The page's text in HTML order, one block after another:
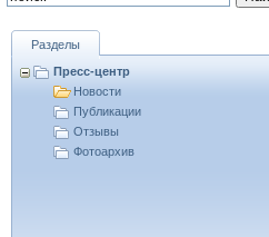
Разделы
Пресс-центр
Новости
Публикации
Отзывы
Фотоархив